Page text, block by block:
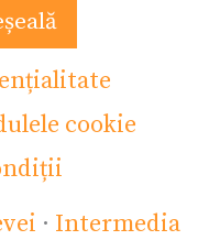
cookie
· Intermedia